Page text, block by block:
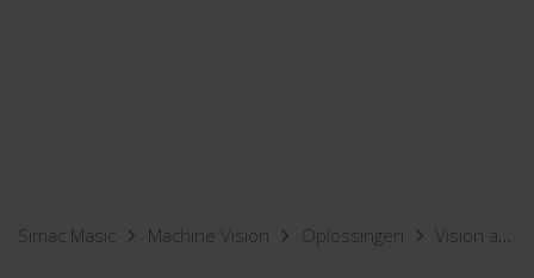
Simac Masic Machine Vision Oplossingen Vision applicaties